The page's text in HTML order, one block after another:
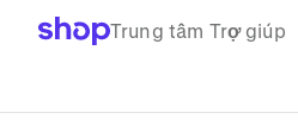
Trung tâm Trợ giúp